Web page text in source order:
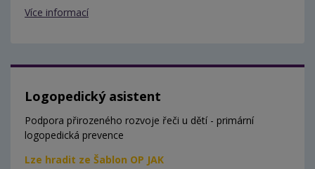
Více informací
Logopedický asistent
Podpora přirozeného rozvoje řeči u dětí - primární
logopedická prevence
Lze hradit ze Šablon OP JAK